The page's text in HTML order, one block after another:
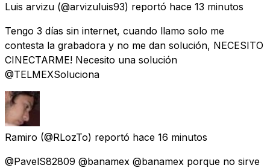
Luis arvizu (@arvizuluis93) reportó hace 13 minutos
Tengo 3 días sin internet, cuando llamo solo me
contesta la grabadora y no me dan solución, NECESITO
CINECTARME! Necesito una solución
@TELMEXSoluciona
Ramiro (@RLozTo) reportó hace 16 minutos
@PavelS82809 @banamex @banamex porque no sirve